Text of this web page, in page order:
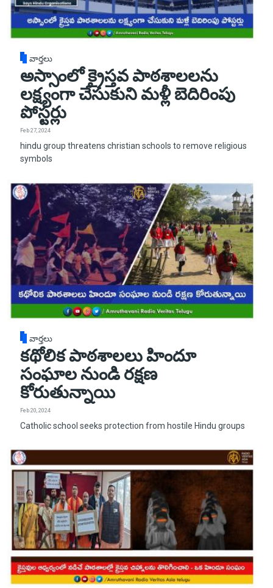
వార్తలు
అస్సాంలో క్రైస్తవ పాఠశాలలను
లక్ష్యంగా చేసుకుని మళ్లీ బెదిరింపు
పోస్టర్లు
Feb 27, 2024
hindu group threatens christian schools to remove religious
symbols
వార్తలు
కథోలిక పాఠశాలలు హిందూ
సంఘాల నుండి రక్షణ
కోరుతున్నాయి
Feb 20, 2024
Catholic school seeks protection from hostile Hindu groups